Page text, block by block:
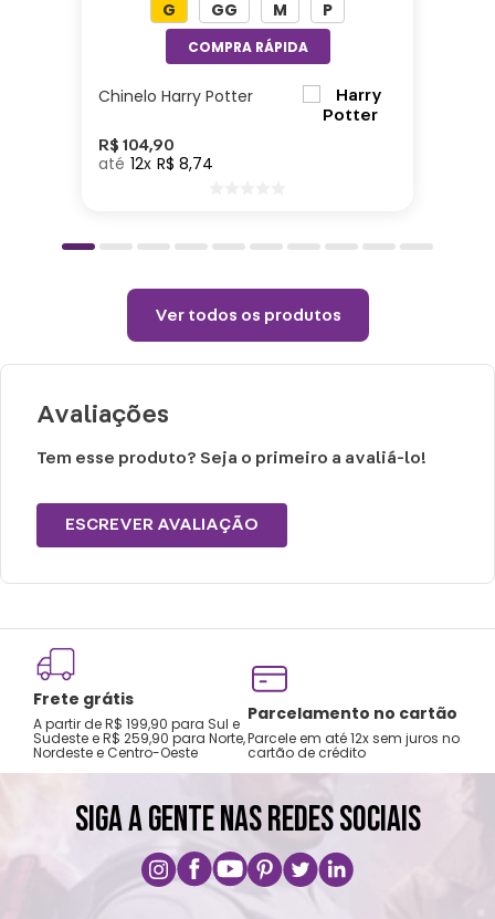
Altura: 18cm| Largura: 7cm| Comprimento:
7cm| Material: Aço Inoxidável| Capacidade:
Cuidados:
congelador.
quebrar o produto.
Para evitar vazamentos, carregue-o
apenas na posição vertical.
pasteurização.
Não use bebidas gaseificadas ou produtos
Não vai á lava-louças e micro-ondas.
Lavar com água, esponja macia e sabão
neutro.
Chinelo Harry Potter
R$ 104,90
12 R$ 8,74
G GG M P
Ver todos os produtos
Avaliações
Tem esse produto? Seja o primeiro a avaliá-lo!
ESCREVER AVALIAÇÃO
Frete grátis
A partir de R$ 199,90 para Sul e
Sudeste e R$ 259,90 para Norte,
Nordeste e Centro-Oeste
Parcelamento no cartão
Parcele em até 12x sem juros no
cartão de crédito
SIGA A GENTE NAS REDES SOCIAIS